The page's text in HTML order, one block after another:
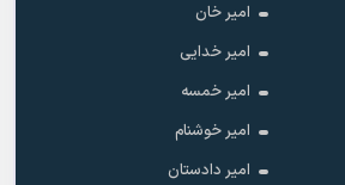
امیر خان
امیر خدایی
امیر خمسه
امیر خوشنام
امیر دادستان